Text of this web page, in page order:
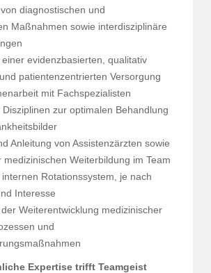
diagnostischen und
Maßnahmen sowie interdisziplinäre
evidenzbasierten, qualitativ
patientenzentrierten Versorgung
mit Fachspezialisten
zur optimalen Behandlung
Anleitung von Assistenzärzten sowie
medizinischen Weiterbildung im Team
Rotationssystem, je nach
Interesse
Weiterentwicklung medizinischer
und
Expertise trifft Teamgeist